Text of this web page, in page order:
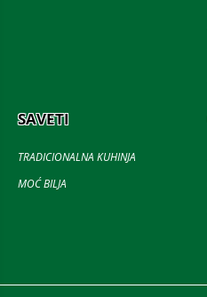
SAVETI
TRADICIONALNA KUHINJA
MOĆ BILJA